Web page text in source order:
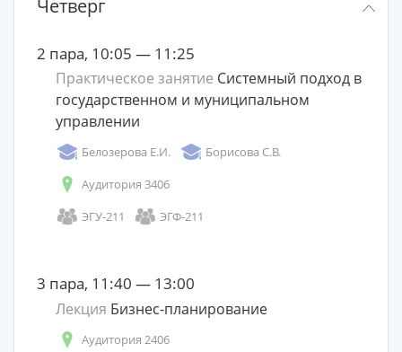
Четверг
2 пара, 10:05 — 11:25
Практическое занятие Системный подход в
государственном и муниципальном
управлении
Белозерова Е.И.
Борисова С.В.
Аудитория 3406
ЭГУ-211
ЭГФ-211
3 пара, 11:40 — 13:00
Лекция Бизнес-планирование
Аудитория 2406